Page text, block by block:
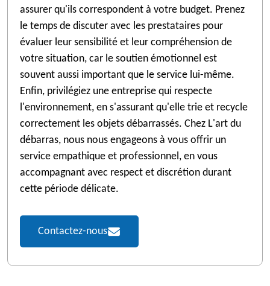
assurer qu'ils correspondent à votre budget. Prenez
le temps de discuter avec les prestataires pour
évaluer leur sensibilité et leur compréhension de
votre situation, car le soutien émotionnel est
souvent aussi important que le service lui-même.
Enfin, privilégiez une entreprise qui respecte
l'environnement, en s'assurant qu'elle trie et recycle
correctement les objets débarrassés. Chez L'art du
débarras, nous nous engageons à vous offrir un
service empathique et professionnel, en vous
accompagnant avec respect et discrétion durant
cette période délicate.
Contactez-nous